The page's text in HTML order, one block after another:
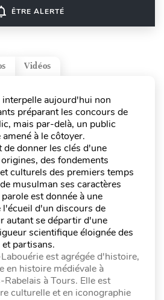
ÊTRE ALERTÉ
Vidéos
aujourd'hui non
préparant les concours de
mais par-delà, un public
à le côtoyer.
de donner les clés d'une
des fondements
culturels des premiers temps
musulman ses caractères
est donnée à une
d'un discours de
autant se départir d'une
scientifique éloignée des
partisans.
est agrégée d'histoire,
en histoire médiévale à
à Tours. Elle est
culturelle et en iconographie